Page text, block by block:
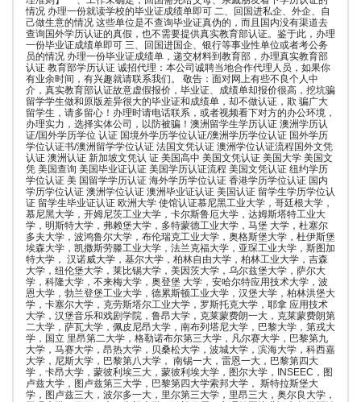
情况 办理一份就读学校的毕业证成绩单即可 二、回国进私企、外企、自
己做生意的情况 这些单位是不查询毕业证真伪的，而且国内没有渠道去
查询国外学历认证的真假，也不需要提供真实教育部认证。鉴于此，办理
一份毕业证成绩单即可 三、回国进国企、银行等事业性单位或者考公务
员的情况 办理一份毕业证成绩单，递交材料到教育部，办理真实教育部
认证 教育部学历认证 诚招代理：本公司诚聘当地合作代理人员，如果你
有业余时间，有兴趣就请联系我们。 敬告：面对网上有些不良个人中
介，真实教育部认证故意虚假报价，毕业证、成绩单却报价很高，挖坑骗
留学学生做和原版差异很大的毕业证和成绩单，却不做认证，欺 骗广大
留学生，请多留心！办理时请电话联系，或者视频看下对方的办公环境，
办理实力，选择实体公司，以防被骗！澳洲留学生学历认证 澳洲学历认
证/国外学历学位 认证 国境外学历学位认证/澳洲学历学位认证 国外学历
学位认证书/澳洲留学学位认证 法国文凭认证 澳洲学位认证流程国外文凭
认证 澳洲认证 新加坡文凭认 证 美国高中 美国文凭认证 美国大学 美国文
凭 美国查询 美国毕业证认证 美国学历认证流程 美国文凭认证 纽约学历
学位认证 美 国留学学历认证 海外学历学位认证 香港学历学位认证 国内
学历学位认证 澳洲学位认证 澳洲毕业证认证 美国认证 留学生学历学位认
证 留学生毕业证认证 欧洲大学 使馆认证慕尼黑工业大学，哥廷根大学，
慕尼黑大学，开姆尼茨工业大学，卡尔斯鲁厄大学，达姆斯塔特工业大
学，明斯特大学，弗赖堡大学，多特蒙德工业大学，马堡 大学，杜塞尔
多夫大学，波鸿鲁尔大学，布伦瑞克工业大学，奥格斯堡大学，杜伊斯堡
埃森大学，凯撒斯劳滕工业大学，法兰克福大学，亚琛工业大学，斯图加
特大学， 汉诺威大学，基尔大学，柏林自由大学，柏林工业大学，吉森
大学，纽伦堡大学，莱比锡大学，美因茨大学，乌尔兹堡大学，萨尔大
学，科隆大学，不来梅大学，奥登堡 大学，安哈尔特应用技术大学，波
恩大学，勃兰登堡工业大学，德累斯顿工业大学，汉堡大学，柏林洪堡大
学，卡塞尔大学，克劳斯塔尔工业大学，罗斯托克大学，耶拿 应用技术
大学，汉堡音乐和戏剧学院，鲁昂大学，克莱蒙费朗一大，克莱蒙费朗第
二大学，萨瓦大学，佩皮尼昂大学，南布列塔尼大学，巴黎大学，第戎大
学，国立 里昂第二大学，格勒诺布尔第三大学，凡尔赛大学，巴黎第九
大学，马赛大学，昂热大学，贝桑松大学，波城大学，滨海大学，科西嘉
大学，尼斯大学，巴黎第八大学， 南锡一大，雷恩一大，巴黎第四大
学，卡昂大学，蒙彼利埃三大，蒙彼利埃大学，图尔大学，INSEEC，图
卢兹大学，图卢兹第三大学，巴黎第四大学索邦大学， 斯特拉斯堡大
学，图卢兹三大，波尔多一大，里尔第三大学，里昂三大，奥尔良大学，